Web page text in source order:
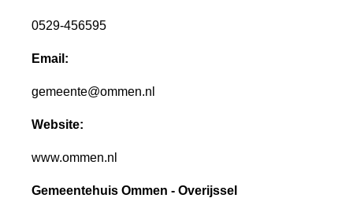
0529-456595
Email:
gemeente@ommen.nl
Website:
www.ommen.nl
Gemeentehuis Ommen - Overijssel